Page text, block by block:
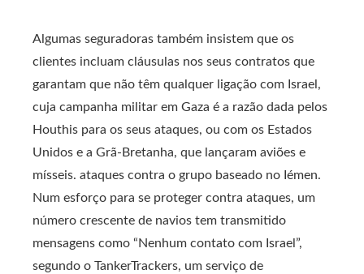
Algumas seguradoras também insistem que os
clientes incluam cláusulas nos seus contratos que
garantam que não têm qualquer ligação com Israel,
cuja campanha militar em Gaza é a razão dada pelos
Houthis para os seus ataques, ou com os Estados
Unidos e a Grã-Bretanha, que lançaram aviões e
mísseis. ataques contra o grupo baseado no Iémen.
Num esforço para se proteger contra ataques, um
número crescente de navios tem transmitido
mensagens como “Nenhum contato com Israel”,
segundo o TankerTrackers, um serviço de